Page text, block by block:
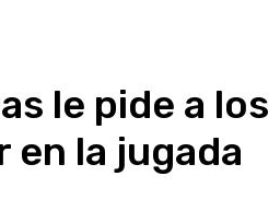
le pide a los
la jugada